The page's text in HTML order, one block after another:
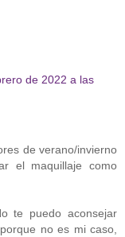
de 2022 a las
de verano/invierno
el maquillaje como
te puedo aconsejar
no es mi caso,